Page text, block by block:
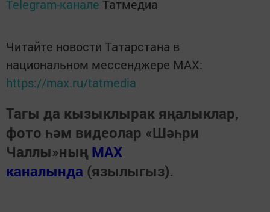
Telegram-канале Татмедиа
Читайте новости Татарстана в
национальном мессенджере MАХ:
https://max.ru/tatmedia
Тагы да кызыклырак яңалыклар,
фото һәм видеолар «Шәһри
Чаллы»ның MAX
каналында (язылыгыз).